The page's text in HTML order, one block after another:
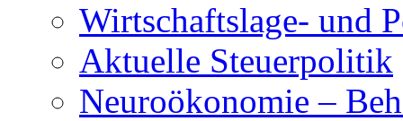
Wirtschaftslage- und
Aktuelle Steuerpolitik
Neuroökonomie –